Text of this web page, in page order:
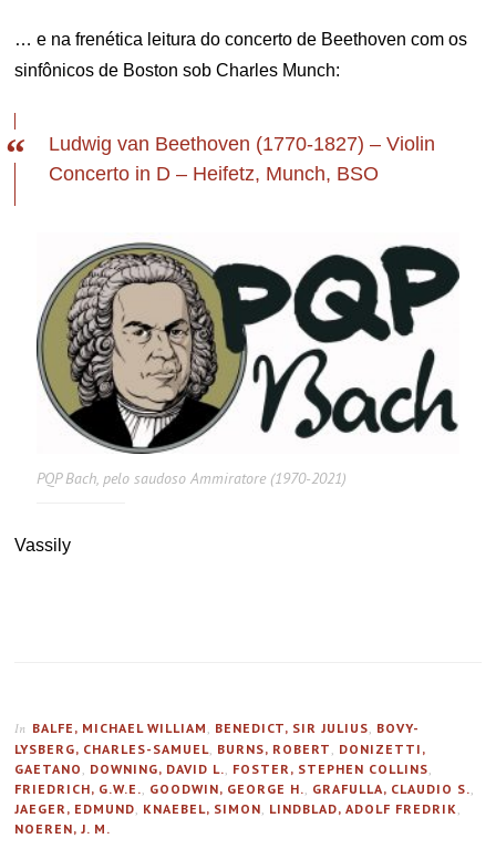
… e na frenética leitura do concerto de Beethoven com os
sinfônicos de Boston sob Charles Munch:
Ludwig van Beethoven (1770-1827) – Violin
Concerto in D – Heifetz, Munch, BSO
PQP Bach, pelo saudoso Ammiratore (1970-2021)
Vassily
In BALFE, MICHAEL WILLIAM BENEDICT, SIR JULIUS BOVY-
LYSBERG, CHARLES-SAMUEL BURNS, ROBERT
DONIZETTI,
GAETANO
DOWNING, DAVID L. FOSTER, STEPHEN COLLINS
FRIEDRICH, G.W.E.
GOODWIN, GEORGE H. GRAFULLA, CLAUDIO S.
JAEGER, EDMUND KNAEBEL, SIMON LINDBLAD, ADOLF FREDRIK
NOEREN, J. M.